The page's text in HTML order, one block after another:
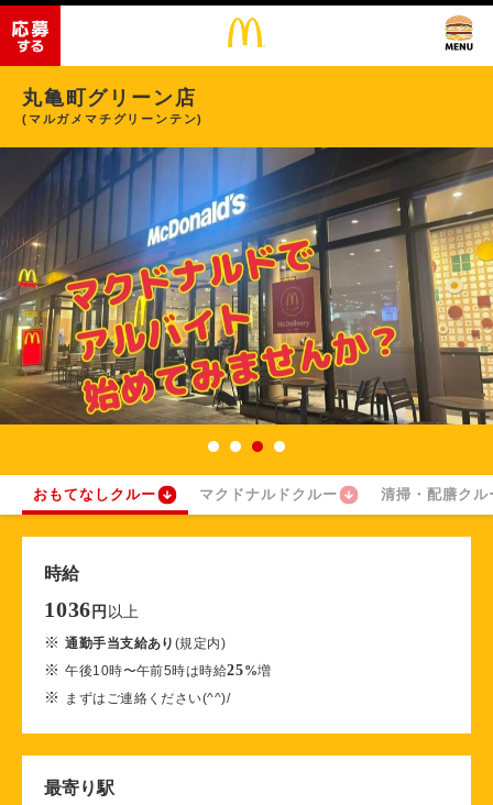
丸亀町グリーン店
(マルガメマチグリーンテン)
おもてなしクルー マクドナルドクルー 清掃・配膳クル
時給
1036 円 以上
※通勤手当支給あり (規定内)
※午後10時〜午前5時は時給25%増
※ まずはご連絡ください(^^)/
最寄り駅